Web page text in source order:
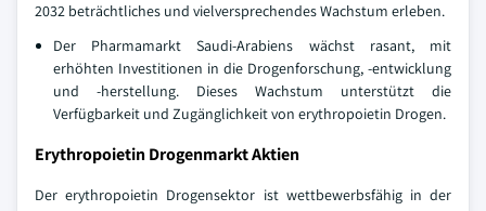
2032 beträchtliches und vielversprechendes Wachstum erleben.
Der Pharmamarkt Saudi-Arabiens wächst rasant, mit
erhöhten Investitionen in die Drogenforschung, -entwicklung
und -herstellung. Dieses Wachstum unterstützt die
Verfügbarkeit und Zugänglichkeit von erythropoietin Drogen.
Erythropoietin Drogenmarkt Aktien
Der erythropoietin Drogensektor ist wettbewerbsfähig in der